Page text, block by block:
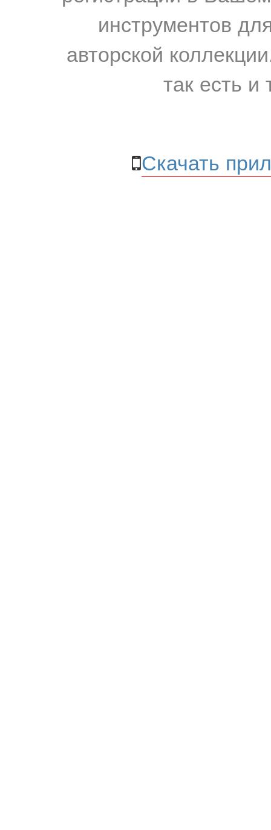
инструментов
авторской
так есть и
Скачать